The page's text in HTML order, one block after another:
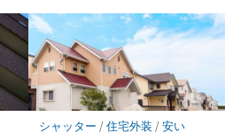
シャッター /住宅外装 /安い